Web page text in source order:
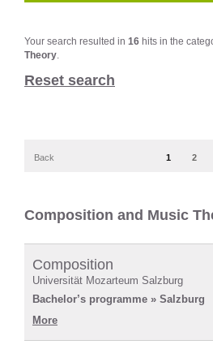
Your search resulted in 16 hits in the
Theory
Reset search
Back 1 2
Composition and Music
Composition
Universität Mozarteum Salzburg
Bachelor’s programme » Salzburg
More